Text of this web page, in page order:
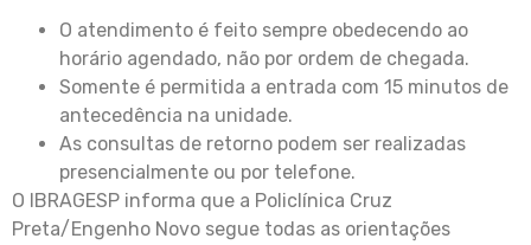
O atendimento é feito sempre obedecendo ao
horário agendado, não por ordem de chegada.
Somente é permitida a entrada com 15 minutos de
antecedência na unidade.
As consultas de retorno podem ser realizadas
presencialmente ou por telefone.
O IBRAGESP informa que a Policlínica Cruz
Preta/Engenho Novo segue todas as orientações